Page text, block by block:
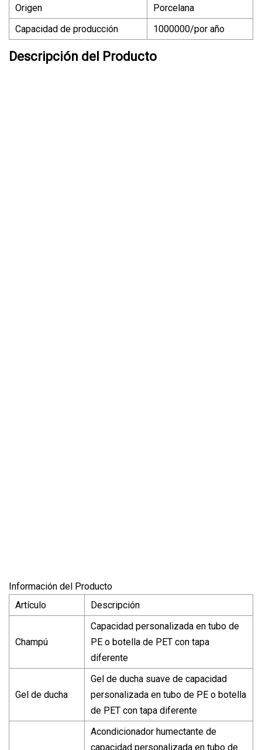
Origen
Porcelana
Capacidad de producción
1000000/por año
Descripción del Producto
Información del Producto
Artículo
Descripción
Champú
Capacidad personalizada en tubo de
PE o botella de PET con tapa
diferente
Gel de ducha
Gel de ducha suave de capacidad
personalizada en tubo de PE o botella
de PET con tapa diferente
Acondicionador humectante de
capacidad personalizada en tubo de